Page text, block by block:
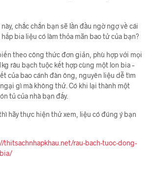
chắc chắn bạn sẽ lần đầu ngờ ngợ về cái
bia liệu có làm thỏa mãn bao tử của bạn?
theo công thức đơn giản, phù hợp với mọi
râu bạch tuộc kết hợp cùng một lon bia –
của bao cánh đàn ông, nguyên liệu dễ tìm
gì mà không thử. Có khi lại thành một
tủ của nhà bạn đấy.
hãy thực hiện thử xem, liệu có đúng ý bạn
thitsachnhapkhau.net/rau-bach-tuoc-dong-